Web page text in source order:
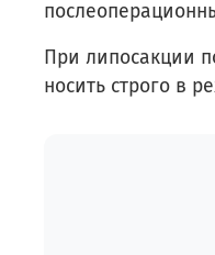
При липосакции
носить строго в